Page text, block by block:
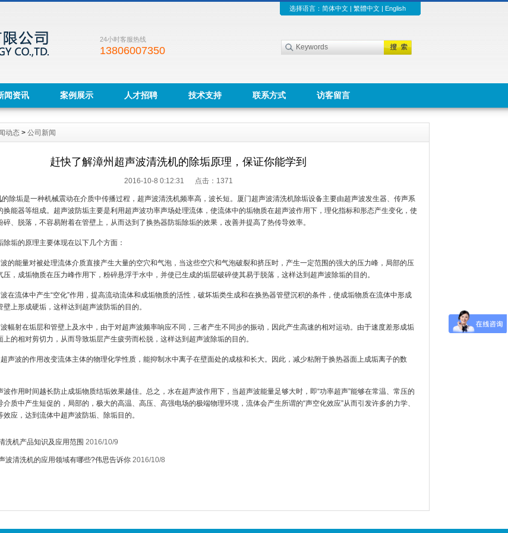
选择语言： 简体中文| 繁體中文| English
24小时客服热线
13806007350
闻资讯 案例展示 人才招聘 技术支持 联系方式 访客留言
动态 > 公司新闻
赶快了解漳州超声波清洗机的除垢原理，保证你能学到
2016-10-8 0:12:31 点击： 1371
的除垢是一种机械震动在介质中传播过程，超声波清洗机频率高，波长短。厦门超声波清洗机除垢设备主要由超声波发生器、传声系
换能器等组成。超声波防垢主要是利用超声波功率声场处理流体，使流体中的垢物质在超声波作用下，理化指标和形态产生变化，使
碎、脱落，不容易附着在管壁上，从而达到了换热器防垢除垢的效果，改善并提高了热传导效率。
除垢的原理主要体现在以下几个方面：
的能量对被处理流体介质直接产生大量的空穴和气泡，当这些空穴和气泡破裂和挤压时，产生一定范围的强大的压力峰，局部的压
压，成垢物质在压力峰作用下，粉碎悬浮于水中，并使已生成的垢层破碎使其易于脱落，这样达到超声波除垢的目的。
在流体中产生“空化”作用，提高流动流体和成垢物质的活性，破坏垢类生成和在换热器管壁沉积的条件，使成垢物质在流体中形成
上形成硬垢，这样达到超声波防垢的目的。
幅射在垢层和管壁上及水中，由于对超声波频率响应不同，三者产生不同步的振动，因此产生高速的相对运动。由于速度差形成垢
上的相对剪切力，从而导致垢层产生疲劳而松脱，这样达到超声波除垢的目的。
声波的作用改变流体主体的物理化学性质，能抑制水中离子在壁面处的成核和长大。因此，减少粘附于换热器面上成垢离子的数
波作用时间越长防止成垢物质结垢效果越佳。总之，水在超声波作用下，当超声波能量足够大时，即“功率超声”能够在常温、常压的
质中产生短促的，局部的，极大的高温、高压、高强电场的极端物理环境，流体会产生所谓的“声空化效应”从而引发许多的力学、
应，达到流体中超声波防垢、除垢目的。
洗机产品知识及应用范围 2016/10/9
波清洗机的应用领域有哪些?伟思告诉你 2016/10/8